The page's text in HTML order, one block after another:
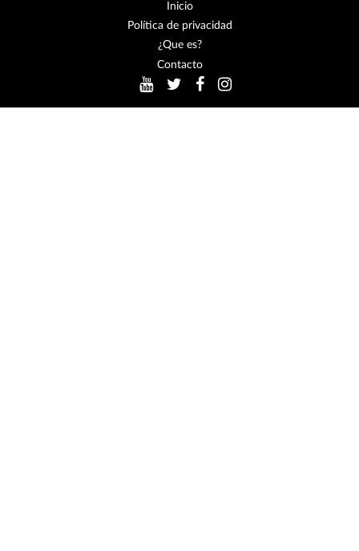
Inicio
Política de privacidad
¿Que es?
Contacto